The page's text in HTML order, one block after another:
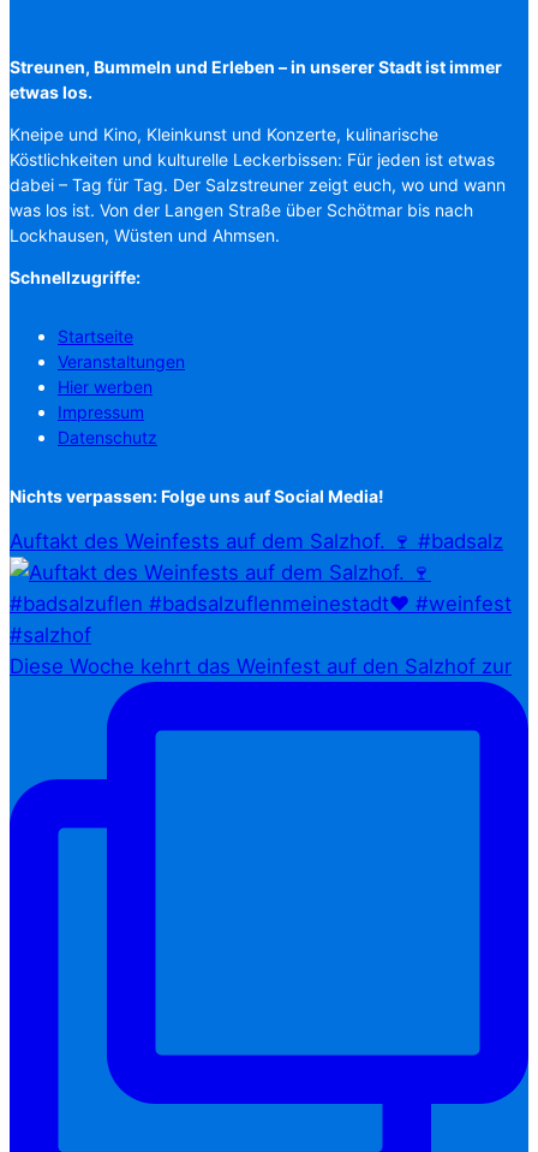
Streunen, Bummeln und Erleben – in unserer Stadt ist immer
etwas los.
Kneipe und Kino, Kleinkunst und Konzerte, kulinarische
Köstlichkeiten und kulturelle Leckerbissen: Für jeden ist etwas
dabei – Tag für Tag. Der Salzstreuner zeigt euch, wo und wann
was los ist. Von der Langen Straße über Schötmar bis nach
Lockhausen, Wüsten und Ahmsen.
Schnellzugriffe:
Startseite
Veranstaltungen
Hier werben
Impressum
Datenschutz
Nichts verpassen: Folge uns auf Social Media!
Auftakt des Weinfests auf dem Salzhof. 🍷 #badsalz
Diese Woche kehrt das Weinfest auf den Salzhof zur